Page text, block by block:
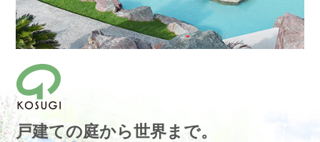
戸建ての庭から世界まで。